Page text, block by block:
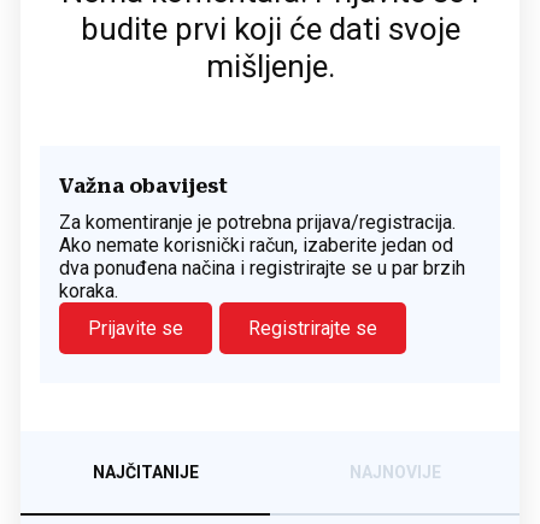
budite prvi koji će dati svoje
mišljenje.
Važna obavijest
Za komentiranje je potrebna prijava/registracija.
Ako nemate korisnički račun, izaberite jedan od
dva ponuđena načina i registrirajte se u par brzih
koraka.
Prijavite se
Registrirajte se
NAJČITANIJE NAJNOVIJE